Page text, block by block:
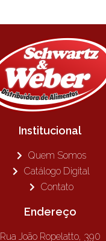
Institucional
Quem Somos
Catálogo Digital
Contato
Endereço
Rua João Ropelatto, 390